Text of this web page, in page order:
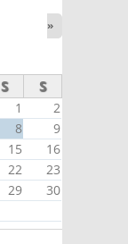
»
S S
1
2
8
9
15
16
22
23
29
30